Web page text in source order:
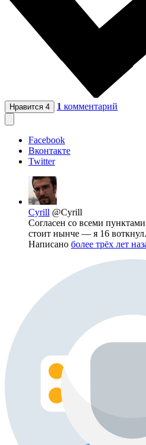
Нравится 4 1 комментарий
Facebook
Вконтакте
Twitter
Cyrill @Cyrill
Согласен со всеми
стоит нынче — я 16 воткнул.
Написано более трёх лет